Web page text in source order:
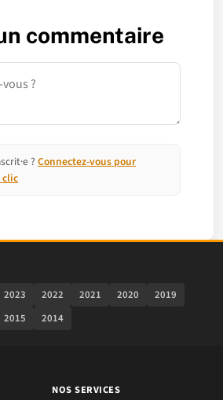
commentaire
? Connectez-vous pour
clic
2023 2022 2021 2020
2019
2015 2014
NOS SERVICES